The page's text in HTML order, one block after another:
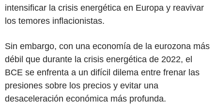
intensificar la crisis energética en Europa y reavivar
los temores inflacionistas.
Sin embargo, con una economía de la eurozona más
débil que durante la crisis energética de 2022, el
BCE se enfrenta a un difícil dilema entre frenar las
presiones sobre los precios y evitar una
desaceleración económica más profunda.